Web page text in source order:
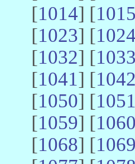
[1014] [1015
[1023] [1024
[1032] [1033
[1041] [1042
[1050] [1051
[1059] [1060
[1068] [1069